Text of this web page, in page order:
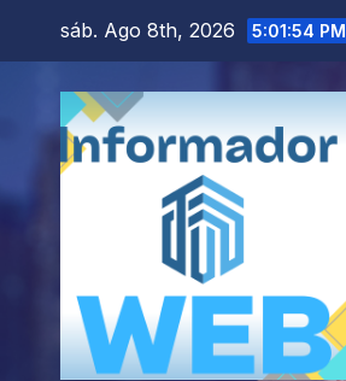
contenido
sáb. Ago 8th, 2026 5:01:55 PM